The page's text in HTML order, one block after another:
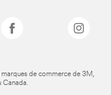
de commerce de 3M,
Canada.